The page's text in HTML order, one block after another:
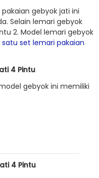
gebyok jati ini
Selain lemari gebyok
2. Model lemari gebyok
satu set lemari pakaian
4 Pintu
gebyok ini memiliki
4 Pintu